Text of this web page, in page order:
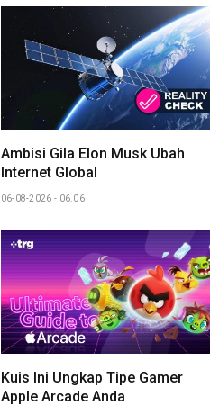
Ambisi Gila Elon Musk Ubah
Internet Global
06-08-2026 - 06.06
Kuis Ini Ungkap Tipe Gamer
Apple Arcade Anda